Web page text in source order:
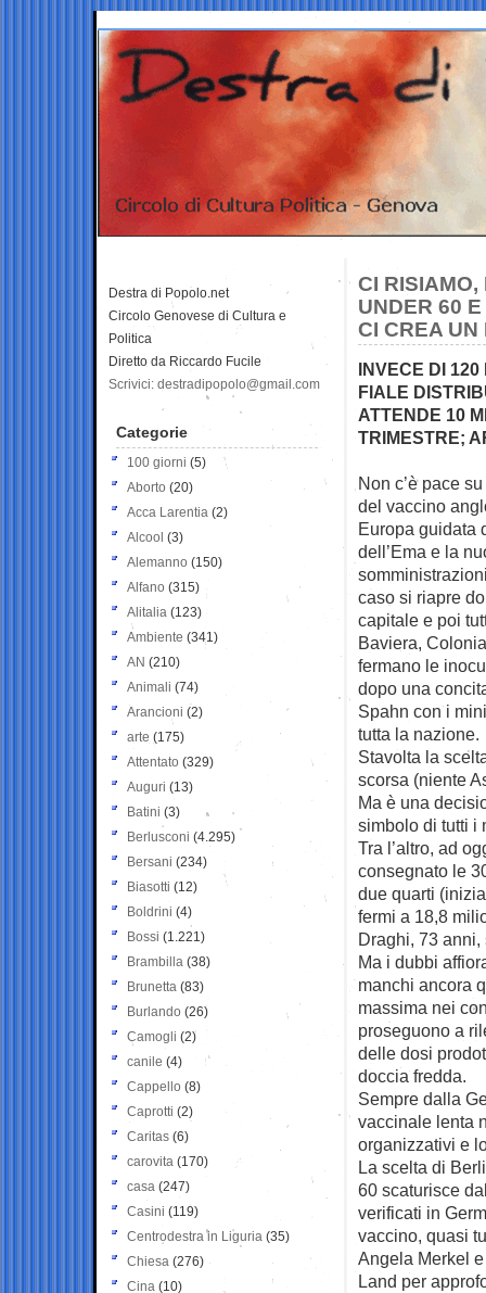
CI
UNDER 60
CI CREA
INVECE DI 120
FIALE
ATTENDE 10
TRIMESTRE;
Non c’è pace
del vaccino
Europa guidata
dell’Ema e la
caso si riapre
capitale e poi
Baviera,
fermano le
dopo una
Spahn con i
tutta la nazione.
Stavolta la
scorsa (niente
Ma è una
simbolo di tutti i
Tra l’altro, ad
consegnato le
due quarti
fermi a 18,8
Draghi, 73
Ma i dubbi
manchi ancora
massima nei
proseguono a
delle dosi
doccia fredda.
Sempre dalla
vaccinale lenta
organizzativi e
La scelta di
60 scaturisce
verificati in
vaccino, quasi
Angela Merkel
Land per
Destra di Popolo.net
Circolo Genovese di Cultura e
Politica
Diretto da Riccardo Fucile
Scrivici: destradipopolo@gmail.com
Categorie
100 giorni (5)
Aborto (20)
Acca Larentia (2)
Alcool (3)
Alemanno (150)
Alfano (315)
Alitalia (123)
Ambiente (341)
AN (210)
Animali (74)
Arancioni (2)
arte (175)
Attentato (329)
Auguri (13)
Batini (3)
Berlusconi (4.295)
Bersani (234)
Biasotti (12)
Boldrini (4)
Bossi (1.221)
Brambilla (38)
Brunetta (83)
Burlando (26)
Camogli (2)
canile (4)
Cappello (8)
Caprotti (2)
Caritas (6)
carovita (170)
casa (247)
Casini (119)
Centrodestra in Liguria (35)
Chiesa (276)
Cina (10)